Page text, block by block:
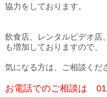
協力をしております。
飲食店、レンタルビデオ店
も増加しておりますので、
気になる方は、ご相談くだ
お電話でのご相談は